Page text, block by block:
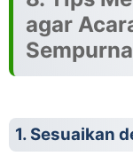
agar
Sempurna
1. Sesuaikan